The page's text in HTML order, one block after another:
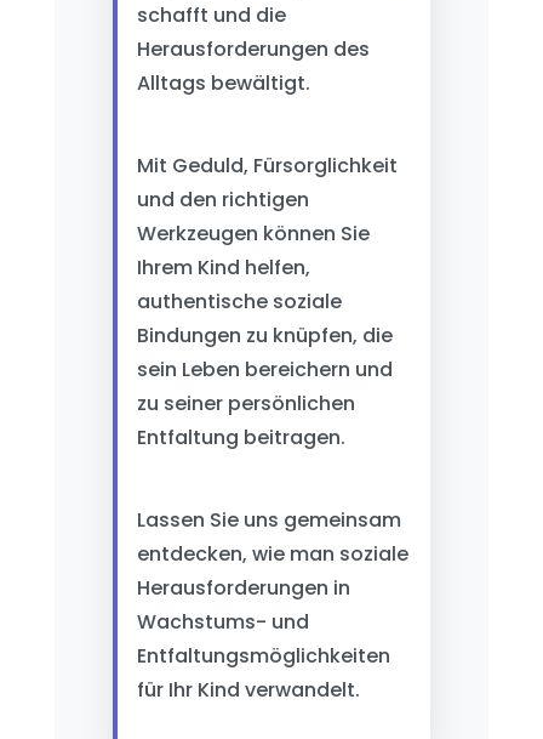
schafft und die
Herausforderungen des
Alltags bewältigt.
Mit Geduld, Fürsorglichkeit
und den richtigen
Werkzeugen können Sie
Ihrem Kind helfen,
authentische soziale
Bindungen zu knüpfen, die
sein Leben bereichern und
zu seiner persönlichen
Entfaltung beitragen.
Lassen Sie uns gemeinsam
entdecken, wie man soziale
Herausforderungen in
Wachstums- und
Entfaltungsmöglichkeiten
für Ihr Kind verwandelt.